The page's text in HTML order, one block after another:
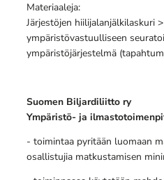
Materiaaleja:
Järjestöjen hiilijalanjälkilaskuri
ympäristövastuulliseen
ympäristöjärjestelmä
Suomen Biljardiliitto ry
Ympäristö- ja
- toimintaa pyritään luomaan
osallistujia matkustamisen